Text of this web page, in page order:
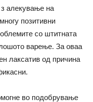
з алекување на
позитивни
со штитната
варење. За оваа
лаксатив од причина
во подобрување